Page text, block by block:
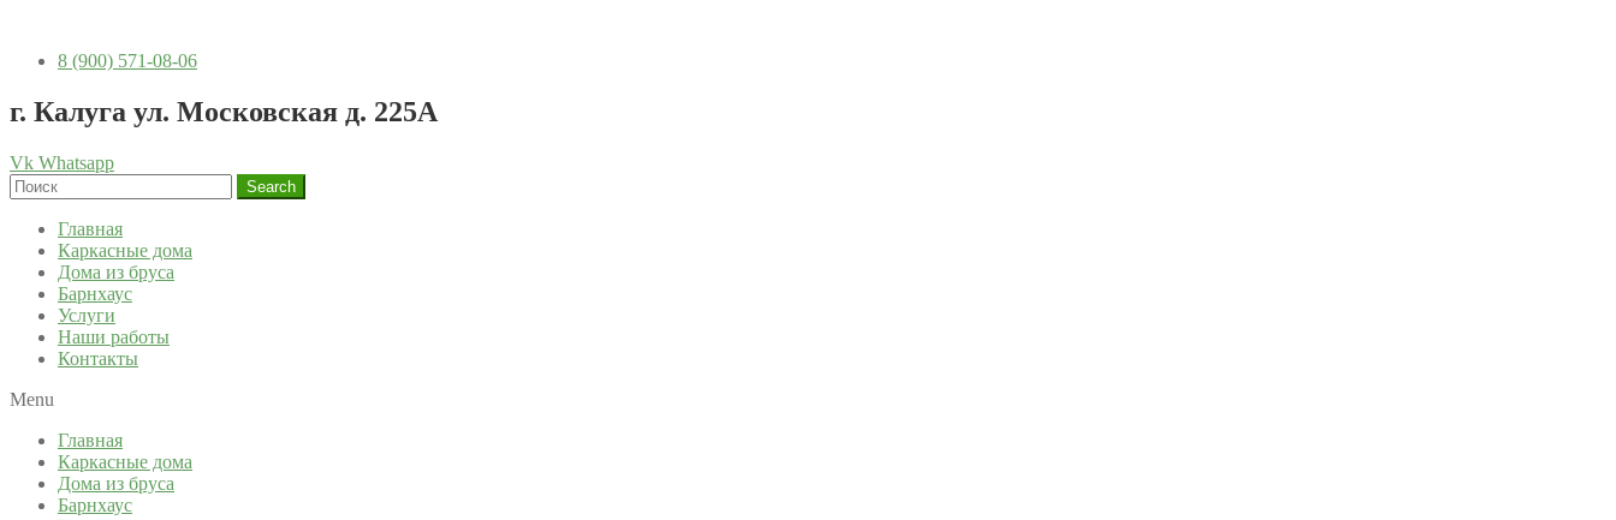
8 (900) 571-08-06
г. Калуга ул. Московская д. 225А
Vk Whatsapp
Search
Главная
Каркасные дома
Дома из бруса
Барнхаус
Услуги
Наши работы
Контакты
Menu
Главная
Каркасные дома
Дома из бруса
Барнхаус